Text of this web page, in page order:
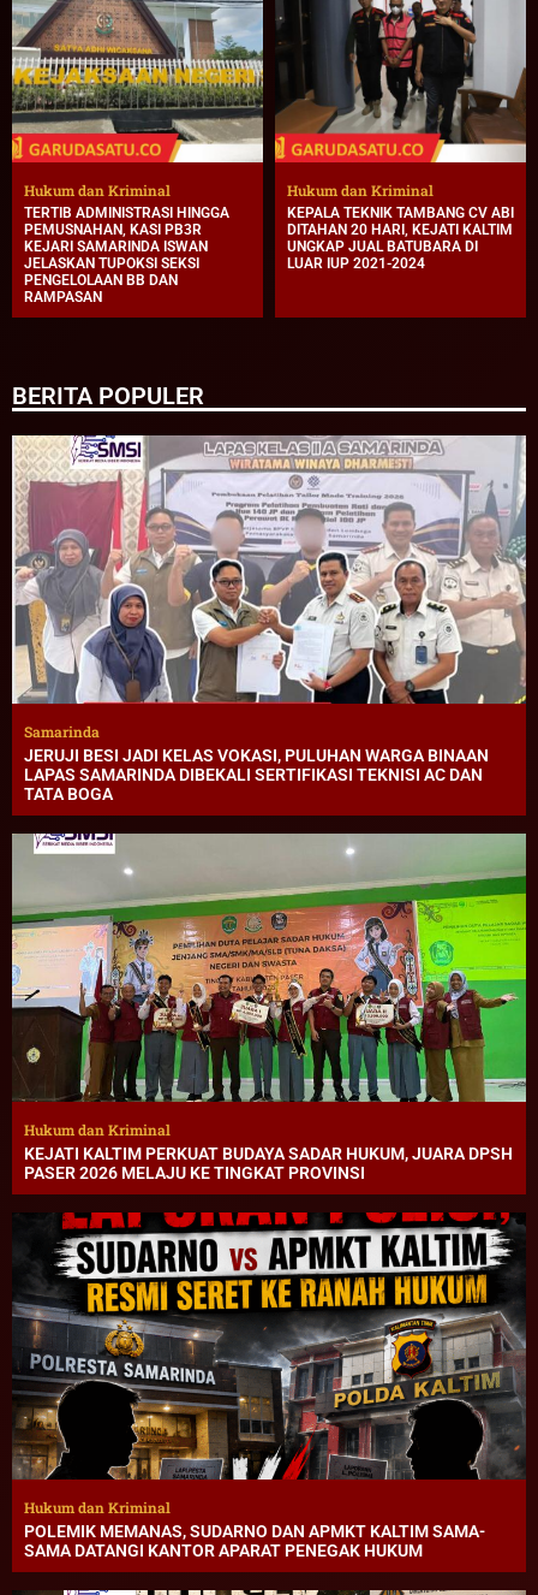
Hukum dan Kriminal
TERTIB ADMINISTRASI HINGGA
PEMUSNAHAN, KASI PB3R
KEJARI SAMARINDA ISWAN
JELASKAN TUPOKSI SEKSI
PENGELOLAAN BB DAN
RAMPASAN
Hukum dan Kriminal
KEPALA TEKNIK TAMBANG CV ABI
DITAHAN 20 HARI, KEJATI KALTIM
UNGKAP JUAL BATUBARA DI
LUAR IUP 2021-2024
BERITA POPULER
Samarinda
JERUJI BESI JADI KELAS VOKASI, PULUHAN WARGA BINAAN
LAPAS SAMARINDA DIBEKALI SERTIFIKASI TEKNISI AC DAN
TATA BOGA
Hukum dan Kriminal
KEJATI KALTIM PERKUAT BUDAYA SADAR HUKUM, JUARA DPSH
PASER 2026 MELAJU KE TINGKAT PROVINSI
Hukum dan Kriminal
POLEMIK MEMANAS, SUDARNO DAN APMKT KALTIM SAMA-
SAMA DATANGI KANTOR APARAT PENEGAK HUKUM